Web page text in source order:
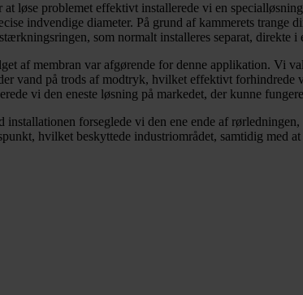
at løse problemet effektivt installerede vi en
indvendige diameter. På grund af kammerets trange
som normalt installeres separat, direkte
af membran var afgørende for denne applikation. Vi
vand på trods af modtryk, hvilket effektivt forhindrede
vi den eneste løsning på markedet, der kunne
installationen forseglede vi den ene ende af
hvilket beskyttede industriområdet, samtidig med